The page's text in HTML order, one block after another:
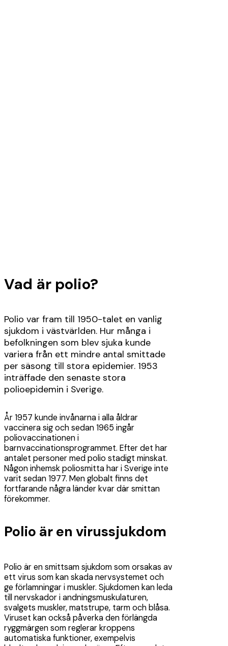
Vad är polio?
Polio var fram till 1950-talet en vanlig
sjukdom i västvärlden. Hur många i
befolkningen som blev sjuka kunde
variera från ett mindre antal smittade
per säsong till stora epidemier. 1953
inträffade den senaste stora
polioepidemin i Sverige.
År 1957 kunde invånarna i alla åldrar
vaccinera sig och sedan 1965 ingår
poliovaccinationen i
barnvaccinationsprogrammet. Efter det har
antalet personer med polio stadigt minskat.
Någon inhemsk poliosmitta har i Sverige inte
varit sedan 1977. Men globalt finns det
fortfarande några länder kvar där smittan
förekommer.
Polio är en virussjukdom
Polio är en smittsam sjukdom som orsakas av
ett virus som kan skada nervsystemet och
ge förlamningar i muskler. Sjukdomen kan leda
till nervskador i andningsmuskulaturen,
svalgets muskler, matstrupe, tarm och blåsa.
Viruset kan också påverka den förlängda
ryggmärgen som reglerar kroppens
automatiska funktioner, exempelvis